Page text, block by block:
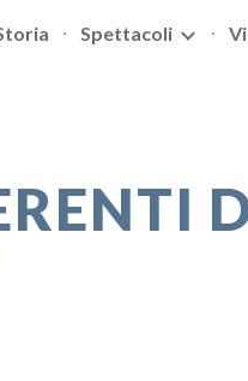
Skip to navigation
Spettacoli